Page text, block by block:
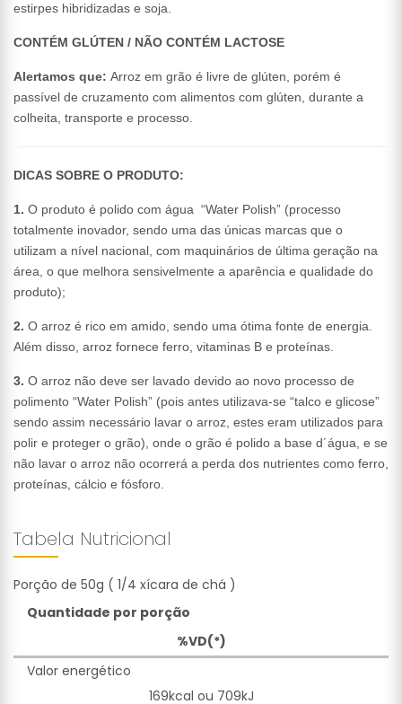
estirpes hibridizadas e soja.
CONTÉM GLÚTEN / NÃO CONTÉM LACTOSE
Alertamos que: Arroz em grão é livre de glúten, porém é
passível de cruzamento com alimentos com glúten, durante a
colheita, transporte e processo.
DICAS SOBRE O PRODUTO:
1. O produto é polido com água “Water Polish” (processo
totalmente inovador, sendo uma das únicas marcas que o
utilizam a nível nacional, com maquinários de última geração na
área, o que melhora sensivelmente a aparência e qualidade do
produto);
2. O arroz é rico em amido, sendo uma ótima fonte de energia.
Além disso, arroz fornece ferro, vitaminas B e proteínas.
3. O arroz não deve ser lavado devido ao novo processo de
polimento “Water Polish” (pois antes utilizava-se “talco e glicose”
sendo assim necessário lavar o arroz, estes eram utilizados para
polir e proteger o grão), onde o grão é polido a base d´água, e se
não lavar o arroz não ocorrerá a perda dos nutrientes como ferro,
proteínas, cálcio e fósforo.
Tabela Nutricional
Porção de 50g ( 1/4 xícara de chá )
Quantidade por porção
%VD(*)
Valor energético
169kcal ou 709kJ